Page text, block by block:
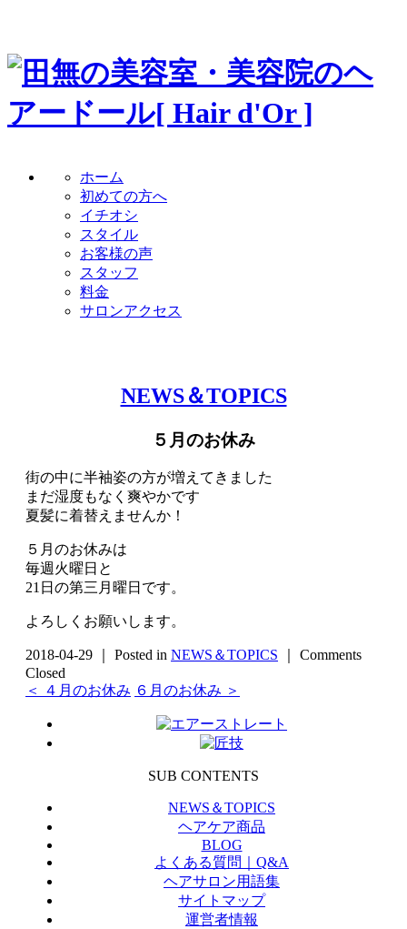
ホーム
初めての方へ
イチオシ
スタイル
お客様の声
スタッフ
料金
サロンアクセス
NEWS＆TOPICS
５月のお休み
街の中に半袖姿の方が増えてきました
まだ湿度もなく爽やかです
夏髪に着替えませんか！
５月のお休みは
毎週火曜日と
21日の第三月曜日です。
よろしくお願いします。
2018-04-29 ｜ Posted in NEWS＆TOPICS
Comments
Closed
＜ ４月のお休み ６月のお休み ＞
SUB CONTENTS
NEWS＆TOPICS
ヘアケア商品
BLOG
よくある質問｜Q&A
ヘアサロン用語集
サイトマップ
運営者情報